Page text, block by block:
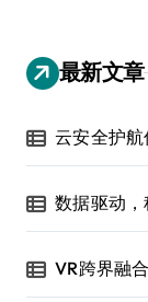
最新文章
云安全护
数据驱动
VR跨界融